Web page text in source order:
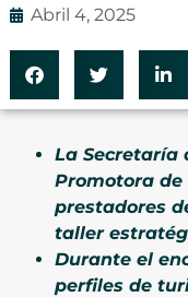
Abril 4, 2025
La Secretaría
Promotora de
prestadores
taller
Durante el
perfiles de